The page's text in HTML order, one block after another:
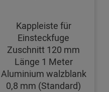
Kappleiste für
Einsteckfuge
Zuschnitt 120 mm
Länge 1 Meter
Aluminium walzblank
0,8 mm (Standard)